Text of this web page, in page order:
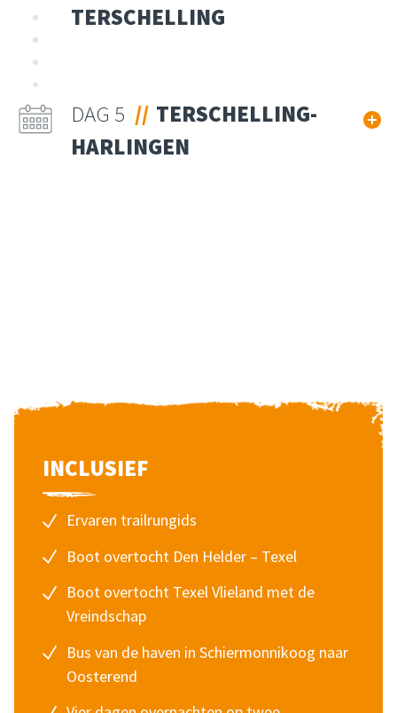
TERSCHELLING
DAG 5
TERSCHELLING-
HARLINGEN
INCLUSIEF
Ervaren trailrungids
Boot overtocht Den Helder – Texel
Boot overtocht Texel Vlieland met de
Vreindschap
Bus van de haven in Schiermonnikoog naar
Oosterend